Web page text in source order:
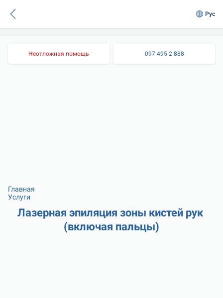
Рус
Неотложная помощь 097 495 2 888
Главная
Услуги
Лазерная эпиляция зоны кистей рук
(включая пальцы)